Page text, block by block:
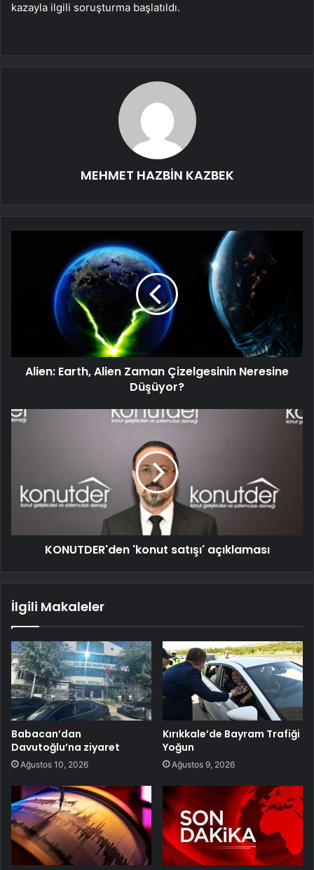
kazayla ilgili soruşturma başlatıldı.
MEHMET HAZBİN KAZBEK
Alien: Earth, Alien Zaman Çizelgesinin Neresine
Düşüyor?
KONUTDER'den 'konut satışı' açıklaması
İlgili Makaleler
Babacan’dan
Davutoğlu’na ziyaret
Ağustos 10, 2026
Kırıkkale’de Bayram Trafiği
Yoğun
Ağustos 9, 2026